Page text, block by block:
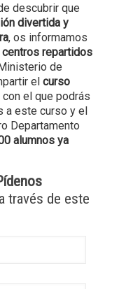
descubrir que
divertida y
, os informamos
repartidos
de
elcurso
con el que podrás
a este curso y el
Departamento
alumnos ya
través de este